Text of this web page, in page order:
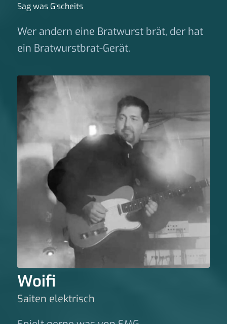
Sag was G‘scheits
Wer andern eine Bratwurst brät, der hat
ein Bratwurstbrat-Gerät.
Woifi
Saiten elektrisch